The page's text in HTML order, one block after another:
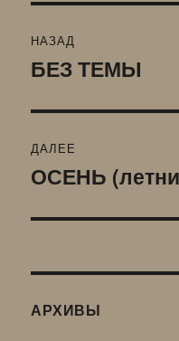
по
НАЗАД
Предыдущая
БЕЗ ТЕМЫ
ДАЛЕЕ
Следующая
ОСЕНЬ
АРХИВЫ